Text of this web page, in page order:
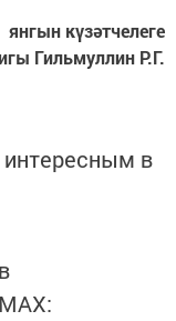
күзәтчелеге
Гильмуллин Р.Г.
в